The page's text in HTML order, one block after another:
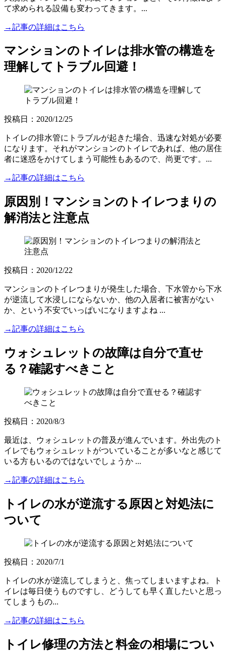
て求められる設備も変わってきます。...
→記事の詳細はこちら
マンションのトイレは排水管の構造を
理解してトラブル回避！
投稿日：2020/12/25
トイレの排水管にトラブルが起きた場合、迅速な対処が必要
になります。それがマンションのトイレであれば、他の居住
者に迷惑をかけてしまう可能性もあるので、尚更です。...
→記事の詳細はこちら
原因別！マンションのトイレつまりの
解消法と注意点
投稿日：2020/12/22
マンションのトイレつまりが発生した場合、下水管から下水
が逆流して水浸しにならないか、他の入居者に被害がない
か、という不安でいっぱいになりますよね ...
→記事の詳細はこちら
ウォシュレットの故障は自分で直せ
る？確認すべきこと
投稿日：2020/8/3
最近は、ウォシュレットの普及が進んでいます。外出先のト
イレでもウォシュレットがついていることが多いなと感じて
いる方もいるのではないでしょうか ...
→記事の詳細はこちら
トイレの水が逆流する原因と対処法に
ついて
投稿日：2020/7/1
トイレの水が逆流してしまうと、焦ってしまいますよね。ト
イレは毎日使うものですし、どうしても早く直したいと思っ
てしまうもの...
→記事の詳細はこちら
トイレ修理の方法と料金の相場につい